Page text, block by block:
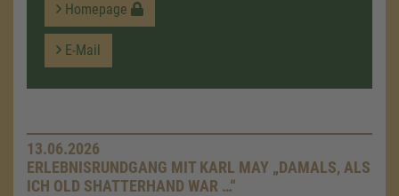
Homepage
E-Mail
13.06.2026
ERLEBNISRUNDGANG MIT KARL MAY „DAMALS, ALS
ICH OLD SHATTERHAND WAR …“